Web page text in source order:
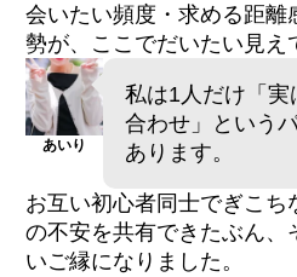
会いたい頻度・求める距離
勢が、ここでだいたい見え
あいり
私は1人だけ「
合わせ」という
あります。
お互い初心者同士でぎこち
の不安を共有できたぶん、
いご縁になりました。